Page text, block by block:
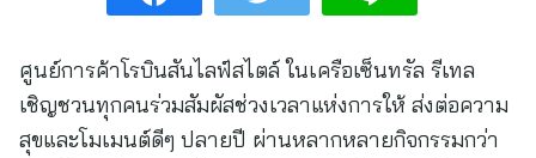
ศูนย์การค้าโรบินสันไลฟ์สไตล์ ในเครือเซ็นทรัล รีเทล
เชิญชวนทุกคนร่วมสัมผัสช่วงเวลาแห่งการให้ ส่งต่อความ
สุขและโมเมนต์ดีๆ ปลายปี ผ่านหลากหลายกิจกรรมกว่า